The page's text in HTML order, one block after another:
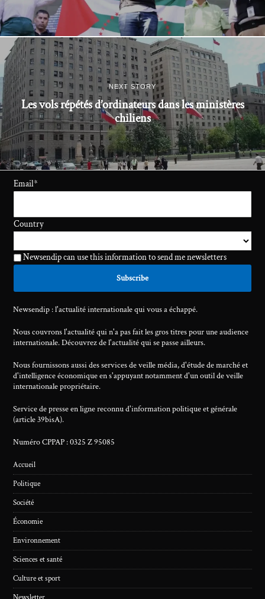
NEXT STORY
Les vols répétés d’ordinateurs dans les ministères
chiliens
Email*
Country
Newsendip can use this information to send me newsletters
Newsendip : l'actualité internationale qui vous a échappé.
Nous couvrons l'actualité qui n'a pas fait les gros titres pour une audience
internationale. Découvrez de l'actualité qui se passe ailleurs.
Nous fournissons aussi des services de veille média, d'étude de marché et
d'intelligence économique en s'appuyant notamment d'un outil de veille
internationale propriétaire.
Service de presse en ligne reconnu d'information politique et générale
(article 39bisA).
Numéro CPPAP : 0325 Z 95085
Accueil
Politique
Société
Économie
Environnement
Sciences et santé
Culture et sport